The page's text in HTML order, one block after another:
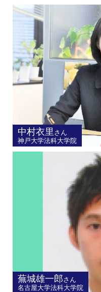
中村衣里 さん
神戸大学法科大学院
蕪城雄一郎さん
名古屋大学法科大学院